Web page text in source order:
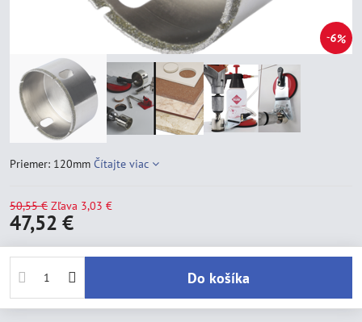
6%
Priemer: 120mm Čítajte viac
50,55 € Zľava 3,03 €
47,52 €
Do košíka